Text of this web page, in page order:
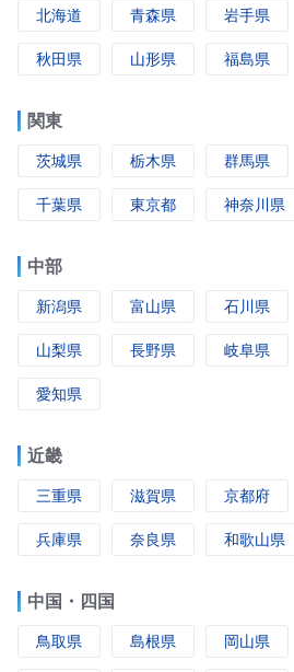
北海道 青森県 岩手県
秋田県 山形県 福島県
関東
茨城県 栃木県 群馬県
千葉県 東京都 神奈川県
中部
新潟県 富山県 石川県
山梨県 長野県 岐阜県
愛知県
近畿
三重県 滋賀県 京都府
兵庫県 奈良県 和歌山県
中国・四国
鳥取県 島根県 岡山県